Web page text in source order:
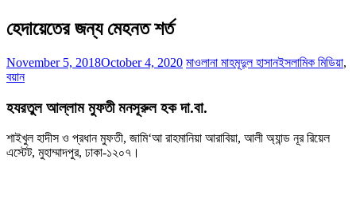
হেদায়েতের জন্য মেহনত শর্ত
November 5, 2018October 4, 2020 মাওলানা মাহমূদুল হাসানইসলামিক মিডিয়া,
বয়ান
হযরতুল আল্লাম মুফতী মনসূরুল হক দা.বা.
শাইখুল হাদীস ও প্রধান মুফতী, জামি‘আ রাহমানিয়া আরাবিয়া, আলী অ্যান্ড নূর রিয়েল
এস্টেট, মুহাম্মাদপুর, ঢাকা-১২০৭।